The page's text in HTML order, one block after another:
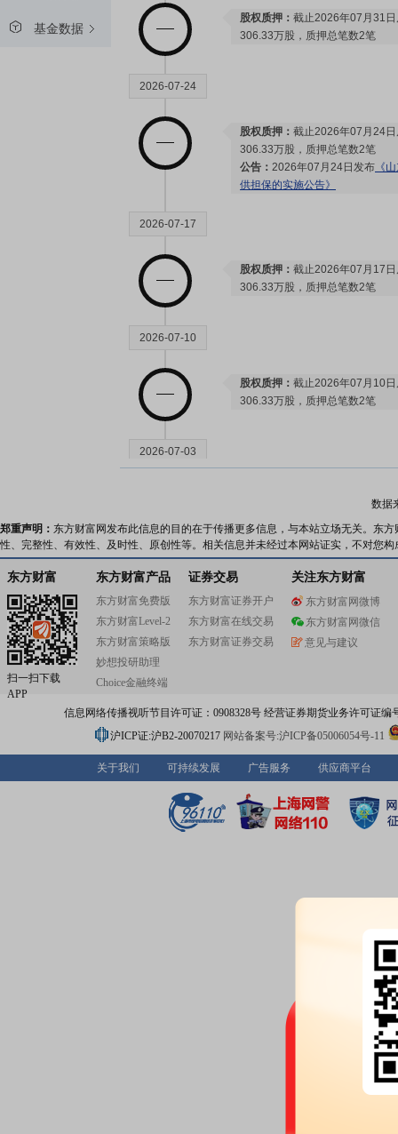
基金数据
股权质押： 截止2026年07月31
306.33万股，质押总笔数2笔
2026-07-24
股权质押： 截止2026年07月24
306.33万股，质押总笔数2笔
公告： 2026年07月24日发布 《
供担保的实施公告》
2026-07-17
股权质押： 截止2026年07月17
306.33万股，质押总笔数2笔
2026-07-10
股权质押： 截止2026年07月10
306.33万股，质押总笔数2笔
2026-07-03
截止2026年07月03
截止2026年06月26
306.33万股，质押总笔数2笔
2026-06-18
2026年06月18日公布
月25日；除权除息日：2026年
扣税后2.07元)[正式]
306.33万股，质押总笔数2笔
公告：2026年06月18日发布《
实施公告》
306.33万股，质押总笔数2笔
委托理财：
2026年06月10日公
法人人民币结构性存款产品-专
2026年06月10日发布《
数据
郑重声明： 东方财富网发布此信息的目的在于传播更多信息，与本站立场无关。东
性、完整性、有效性、及时性、原创性等。相关信息并未经过本网站证实，不对您
东方财富
扫一扫下载
APP
东方财富产品
东方财富免费版
东方财富Level-2
东方财富策略版
妙想投研助理
Choice金融终端
证券交易
东方财富证券开户
东方财富在线交易
东方财富证券交易
关注东方财富
东方财富网微博
东方财富网微信
意见与建议
信息网络传播视听节目许可证：0908328号 经营证券期货业务许可证编
沪ICP证:沪B2-20070217 网站备案号:沪ICP备05006054号-11
关于我们 可持续发展 广告服务 供应商平台